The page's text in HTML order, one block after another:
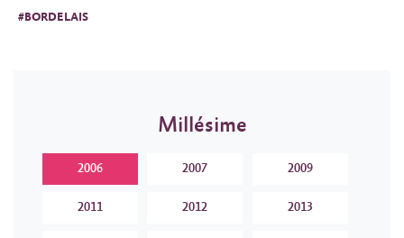
#BORDELAIS
Millésime
2006 2007 2009
2011 2012 2013